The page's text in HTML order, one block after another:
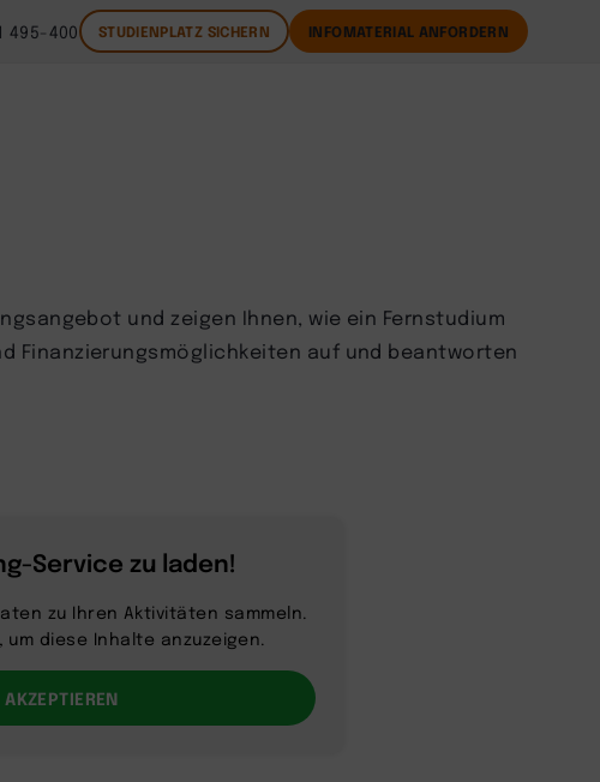
495-400 STUDIENPLATZ SICHERN INFOMATERIAL ANFORDERN
und zeigen Ihnen, wie ein Fernstudium
Finanzierungsmöglichkeiten auf und beantworten
Service zu laden!
zu Ihren Aktivitäten sammeln.
diese Inhalte anzuzeigen.
AKZEPTIEREN